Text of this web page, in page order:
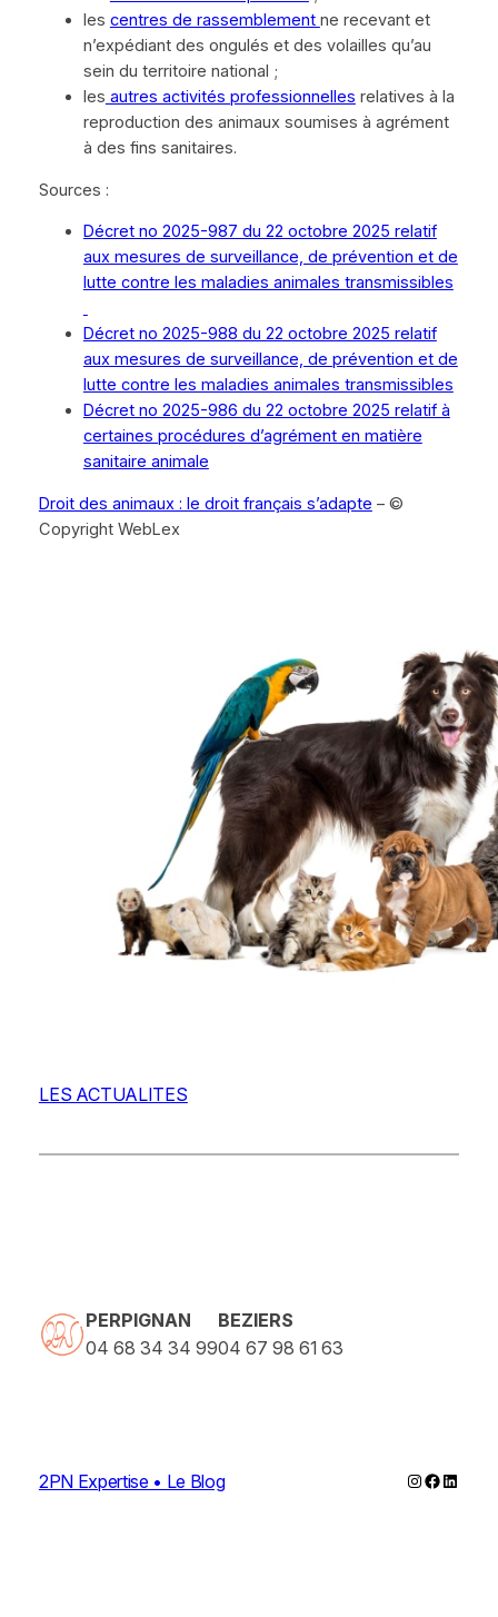
les centres de rassemblement ne recevant et
n’expédiant des ongulés et des volailles qu’au
sein du territoire national ;
les autres activités professionnelles relatives à la
reproduction des animaux soumises à agrément
à des fins sanitaires.
Sources :
Décret no 2025-987 du 22 octobre 2025 relatif
aux mesures de surveillance, de prévention et de
lutte contre les maladies animales transmissibles
Décret no 2025-988 du 22 octobre 2025 relatif
aux mesures de surveillance, de prévention et de
lutte contre les maladies animales transmissibles
Décret no 2025-986 du 22 octobre 2025 relatif à
certaines procédures d’agrément en matière
sanitaire animale
Droit des animaux : le droit français s’adapte – ©
Copyright WebLex
LES ACTUALITES
PERPIGNAN
04 68 34 34 99
BEZIERS
04 67 98 61 63
2PN Expertise • Le Blog Instagram